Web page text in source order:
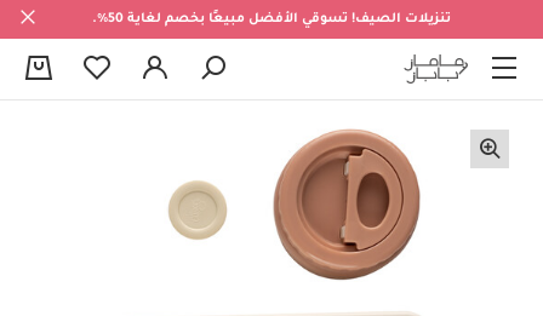
تنزيلات الصيف! تسوقي الأفضل مبيعًا بخصم لغاية 50%.